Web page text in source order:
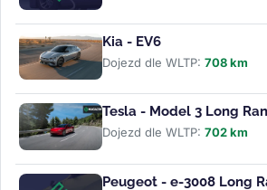
Kia - EV6
Dojezd dle WLTP: 708 km
Tesla - Model 3 Long
Dojezd dle WLTP: 702 km
Peugeot - e-3008 Long